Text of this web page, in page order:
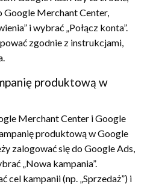
Google Merchant Center,
i wybrać „Połącz konta”.
zgodnie z instrukcjami,
produktową w
Merchant Center i Google
produktową w Google
zalogować się do Google Ads,
„Nowa kampania”.
cel kampanii (np. „Sprzedaż”) i